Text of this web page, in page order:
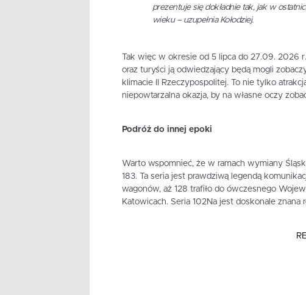
prezentuje się dokładnie tak, jak w
wieku – uzupełnia Kołodziej.
Tak więc w okresie od 5 lipca do 27.09. 2026
oraz turyści ją odwiedzający będą mogli
klimacie II Rzeczypospolitej. To nie tylko
niepowtarzalna okazja, by na własne oczy
Podróż do innej epoki
Warto wspomnieć, że w ramach wymiany
183. Ta seria jest prawdziwą legendą
wagonów, aż 128 trafiło do ówczesnego
Katowicach. Seria 102Na jest doskonale